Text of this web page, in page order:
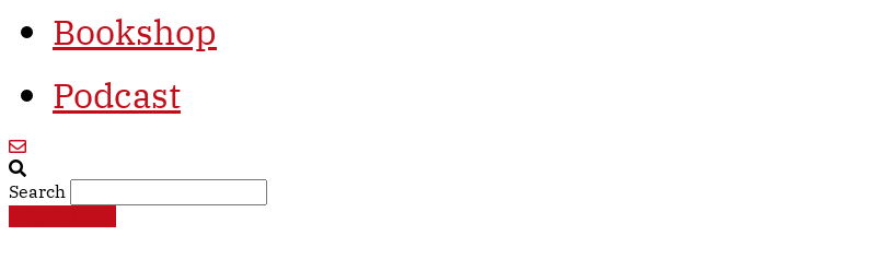
Bookshop
Podcast
Search